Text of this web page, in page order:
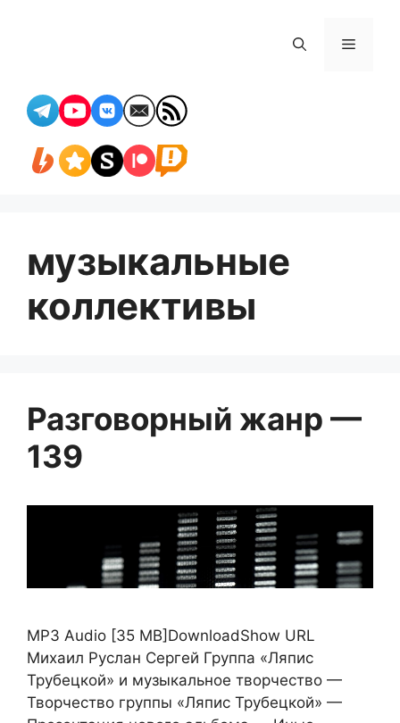
Меню
музыкальные
коллективы
Разговорный жанр —
139
MP3 Audio [35 MB]DownloadShow URL
Михаил Руслан Сергей Группа «Ляпис
Трубецкой» и музыкальное творчество —
Творчество группы «Ляпис Трубецкой» —